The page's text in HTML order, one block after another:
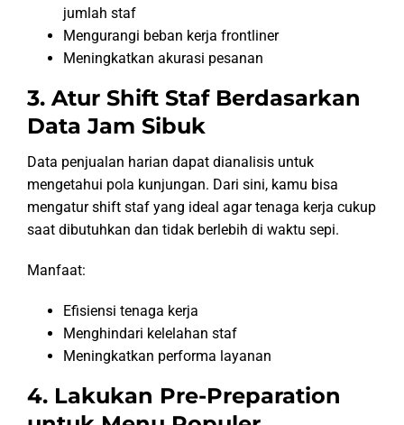
jumlah staf
Mengurangi beban kerja frontliner
Meningkatkan akurasi pesanan
3. Atur Shift Staf Berdasarkan
Data Jam Sibuk
Data penjualan harian dapat dianalisis untuk
mengetahui pola kunjungan. Dari sini, kamu bisa
mengatur shift staf yang ideal agar tenaga kerja cukup
saat dibutuhkan dan tidak berlebih di waktu sepi.
Manfaat:
Efisiensi tenaga kerja
Menghindari kelelahan staf
Meningkatkan performa layanan
4. Lakukan Pre-Preparation